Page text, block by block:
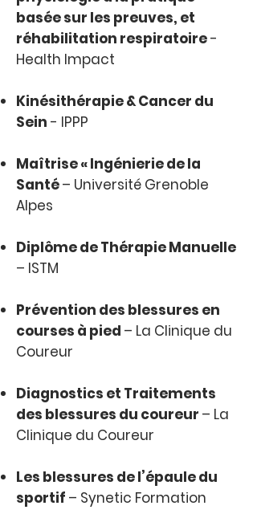
basée sur les preuves, et
réhabilitation respiratoire-
Health Impact
Kinésithérapie & Cancer du
Sein - IPPP
Maîtrise « Ingénierie de la
Santé– Université Grenoble
Alpes
Diplôme de Thérapie Manuelle
– ISTM
Prévention des blessures en
courses à pied – La Clinique du
Coureur
Diagnostics et Traitements
des blessures du coureur – La
Clinique du Coureur
Les blessures de l’épaule du
sportif – Synetic Formation